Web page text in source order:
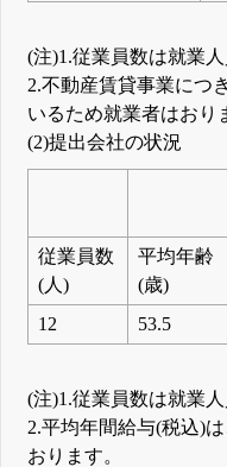
(注)1.従業員数は就業人
2.不動産賃貸事業につ
いるため就業者はおり
(2)提出会社の状況
従業員数
(人)
平均年齢
(歳)
12
53.5
(注)1.従業員数は就業人
2.平均年間給与(税込)
おります。